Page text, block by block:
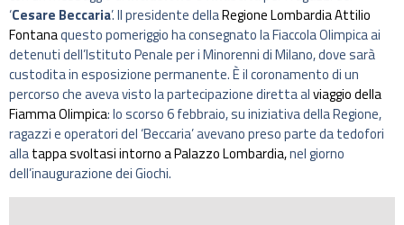
‘Cesare Beccaria’. Il presidente dellaRegione LombardiaAttilio
Fontanaquesto pomeriggio ha consegnato la Fiaccola Olimpica ai
detenuti dell’Istituto Penale per i Minorenni di Milano, dove sarà
custodita in esposizione permanente. È il coronamento di un
percorso che aveva visto la partecipazione diretta alviaggio della
Fiamma Olimpica: lo scorso 6 febbraio, su iniziativa della Regione,
ragazzi e operatori del ‘Beccaria’ avevano preso parte da tedofori
allatappa svoltasi intorno a Palazzo Lombardia,nel giorno
dell’inaugurazione dei Giochi.